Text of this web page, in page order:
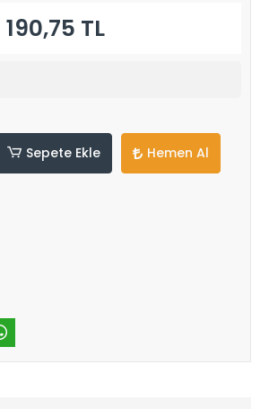
190,75 TL
Sepete Ekle Hemen Al